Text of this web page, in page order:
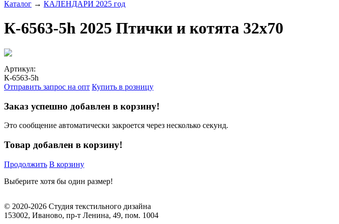
Каталог → КАЛЕНДАРИ 2025 год
К-6563-5h 2025 Птички и котята 32х70
Артикул:
К-6563-5h
Отправить запрос на опт Купить в розницу
Заказ успешно добавлен в корзину!
Это сообщение автоматически закроется через несколько секунд.
Товар добавлен в корзину!
Продолжить В корзину
Выберите хотя бы один размер!
© 2020-2026 Студия текстильного дизайна
153002, Иваново, пр-т Ленина, 49, пом. 1004